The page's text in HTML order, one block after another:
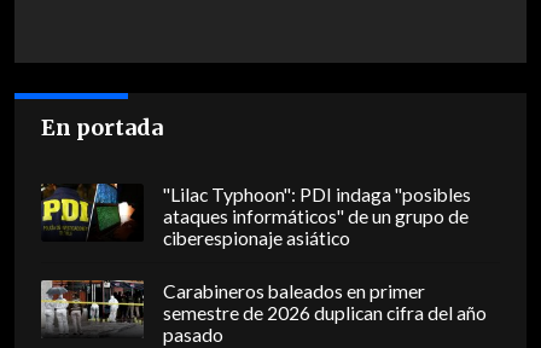
En portada
"Lilac Typhoon": PDI indaga "posibles
ataques informáticos" de un grupo de
ciberespionaje asiático
Carabineros baleados en primer
semestre de 2026 duplican cifra del año
pasado